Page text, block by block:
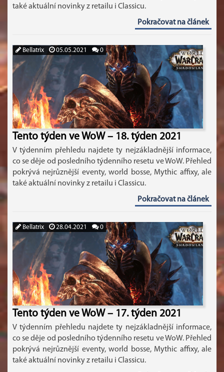
také aktuální novinky z retailu i Classicu.
Pokračovat na článek
Bellatrix 05.05.2021 0
Tento týden ve WoW – 18. týden 2021
V týdenním přehledu najdete ty nejzákladnější informace,
co se děje od posledního týdenního resetu ve WoW. Přehled
pokrývá nejrůznější eventy, world bosse, Mythic affixy, ale
také aktuální novinky z retailu i Classicu.
Pokračovat na článek
Bellatrix 28.04.2021 0
Tento týden ve WoW – 17. týden 2021
V týdenním přehledu najdete ty nejzákladnější informace,
co se děje od posledního týdenního resetu ve WoW. Přehled
pokrývá nejrůznější eventy, world bosse, Mythic affixy, ale
také aktuální novinky z retailu i Classicu.